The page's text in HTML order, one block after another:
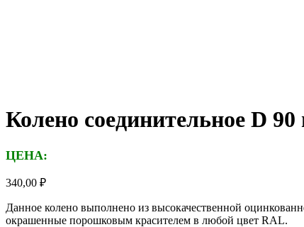
Колено соединительное D
ЦЕНА:
340,00 ₽
Данное колено выполнено из высокачественной
окрашенные порошковым красителем в любой цвет RAL.